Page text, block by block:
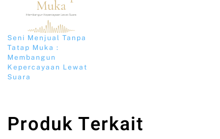
Seni Menjual Tanpa
Tatap Muka :
Membangun
Kepercayaan Lewat
Suara
Produk Terkait